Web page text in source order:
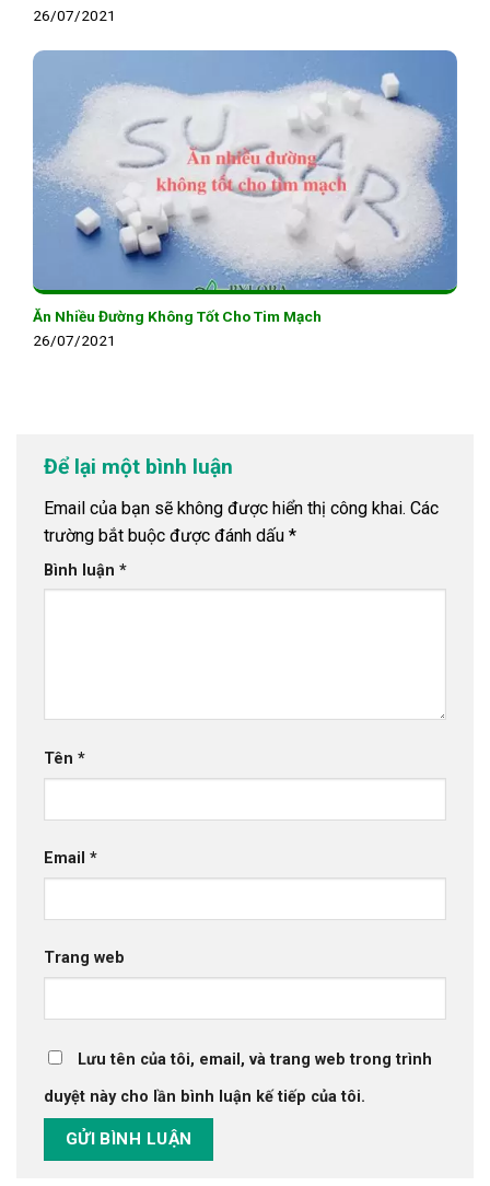
26/07/2021
Ăn Nhiều Đường Không Tốt Cho Tim Mạch
26/07/2021
Để lại một bình luận
Email của bạn sẽ không được hiển thị công khai. Các
trường bắt buộc được đánh dấu *
Bình luận *
Tên *
Email *
Trang web
Lưu tên của tôi, email, và trang web trong trình
duyệt này cho lần bình luận kế tiếp của tôi.